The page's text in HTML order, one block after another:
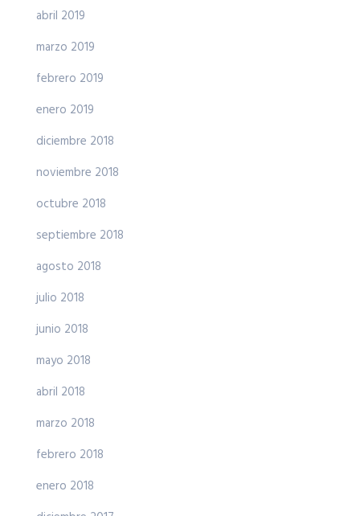
abril 2019
marzo 2019
febrero 2019
enero 2019
diciembre 2018
noviembre 2018
octubre 2018
septiembre 2018
agosto 2018
julio 2018
junio 2018
mayo 2018
abril 2018
marzo 2018
febrero 2018
enero 2018